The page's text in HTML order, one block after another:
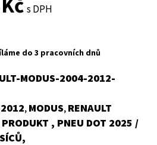
is:
3
s DPH
do 3 pracovních dnů
MODUS-2004-2012-
, MODUS, RENAULT
PRODUKT , PNEU DOT 2025 /